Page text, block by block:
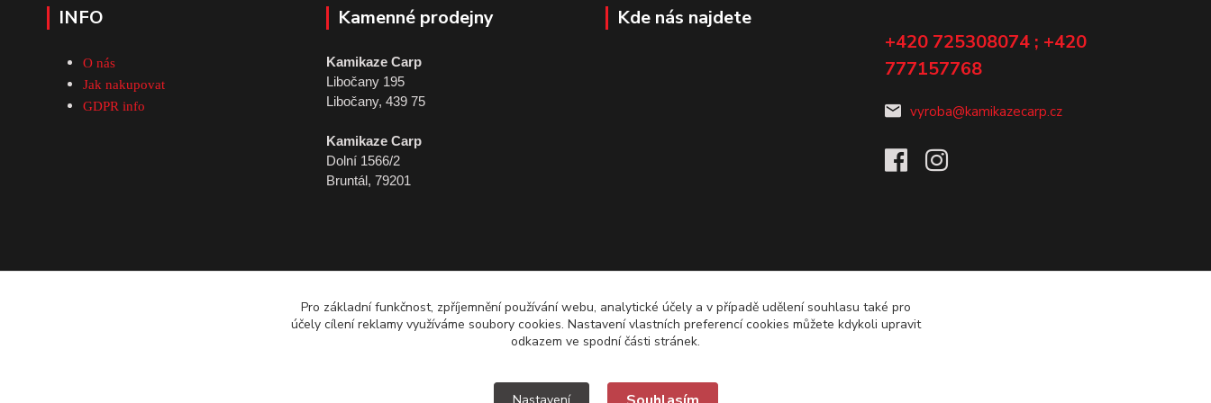
INFO
O nás
Jak nakupovat
GDPR info
Kamenné prodejny
Kamikaze Carp
Libočany 195
Libočany, 439 75
Kamikaze Carp
Dolní 1566/2
Bruntál, 79201
Kde nás najdete
+420 725308074 ; +420
777157768
vyroba@kamikazecarp.cz
Pro základní funkčnost, zpříjemnění používání webu, analytické účely a v případě udělení souhlasu také pro
účely cílení reklamy využíváme soubory cookies. Nastavení vlastních preferencí cookies můžete kdykoli upravit
odkazem ve spodní části stránek.